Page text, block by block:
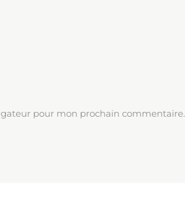
pour mon prochain commentaire.